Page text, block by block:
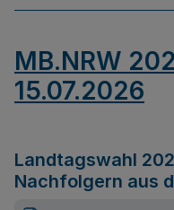
MB.NRW
15.07.2026
Landtagswahl
Nachfolgern aus